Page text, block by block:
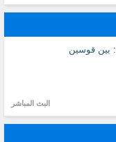
: بين قوسين
البث المباشر